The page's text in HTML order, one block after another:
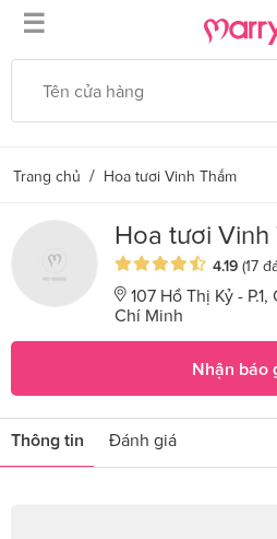
☰
Trang chủ / Hoa tươi Vinh Thắm
Hoa tươi Vinh
4.19 (17
107 Hồ Thị Kỷ -
Chí Minh
Nhận báo
Thông tin Đánh giá